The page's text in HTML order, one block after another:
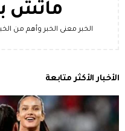
ماتش
الخبر معنى الخبر وأهم من
الأخبار الأكثر متابعة